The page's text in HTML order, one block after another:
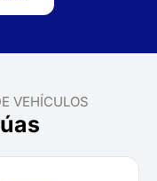
VEHÍCULOS